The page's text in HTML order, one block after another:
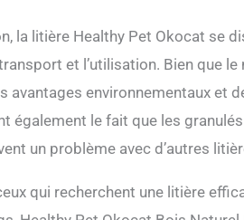
la litière Healthy Pet Okocat se
et l’utilisation. Bien que
avantages environnementaux et
également le fait que les
un problème avec d’autres
qui recherchent une litière